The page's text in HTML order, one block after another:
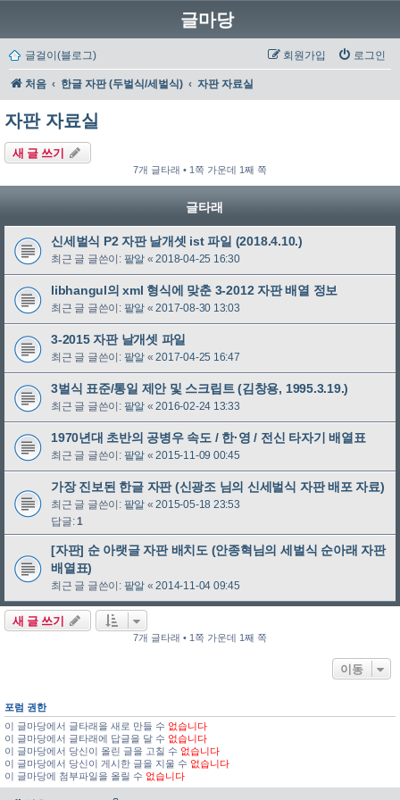
글마당
글걸이(블로그) 로그인
회원가입
처음 한글 자판 (두벌식/세벌식) 자판 자료실
자판 자료실
새 글 쓰기
7개 글타래 • 1쪽 가운데 1째 쪽
글타래
신세벌식 P2 자판 날개셋 ist 파일 (2018.4.10.)
최근 글 글쓴이: 팥알 «2018-04-25 16:30
libhangul의 xml 형식에 맞춘 3-2012 자판 배열 정보
최근 글 글쓴이: 팥알 «2017-08-30 13:03
3-2015 자판 날개셋 파일
최근 글 글쓴이: 팥알 «2017-04-25 16:47
3벌식 표준/통일 제안 및 스크립트 (김창용, 1995.3.19.)
최근 글 글쓴이: 팥알 «2016-02-24 13:33
1970년대 초반의 공병우 속도 / 한·영 / 전신 타자기 배열표
최근 글 글쓴이: 팥알 «2015-11-09 00:45
가장 진보된 한글 자판 (신광조 님의 신세벌식 자판 배포 자료)
최근 글 글쓴이: 팥알 «2015-05-18 23:53
답글:1
[자판] 순 아랫글 자판 배치도 (안종혁님의 세벌식 순아래 자판
배열표)
최근 글 글쓴이: 팥알 «2014-11-04 09:45
새 글 쓰기
7개 글타래 • 1쪽 가운데 1째 쪽
이동
포럼 권한
이 글마당에서 글타래을 새로 만들 수 없습니다
이 글마당에서 글타래에 답글을 달 수 없습니다
이 글마당에서 당신이 올린 글을 고칠 수 없습니다
이 글마당에서 당신이 게시한 글을 지울 수 없습니다
이 글마당에 첨부파일을 올릴 수 없습니다